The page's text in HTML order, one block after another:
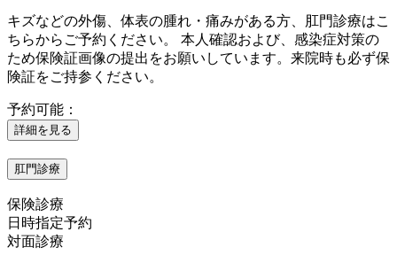
キズなどの外傷、体表の腫れ・痛みがある方、肛門診療はこ
ちらからご予約ください。 本人確認および、感染症対策の
ため保険証画像の提出をお願いしています。来院時も必ず保
険証をご持参ください。
予約可能：
詳細を見る
肛門診療
保険診療
日時指定予約
対面診療